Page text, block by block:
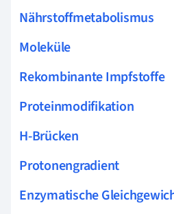
Nährstoffmetabolismus
Moleküle
Rekombinante Impfstoffe
Proteinmodifikation
H-Brücken
Protonengradient
Enzymatische